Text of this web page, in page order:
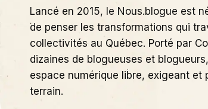
Lancé en 2015, le Nous.blogue est
de penser les transformations qui
collectivités au Québec. Porté par
dizaines de blogueuses et
espace numérique libre, exigeant et
terrain.